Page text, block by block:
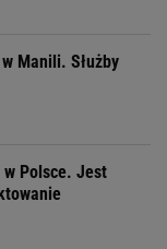
Manili. Służby
w Polsce. Jest